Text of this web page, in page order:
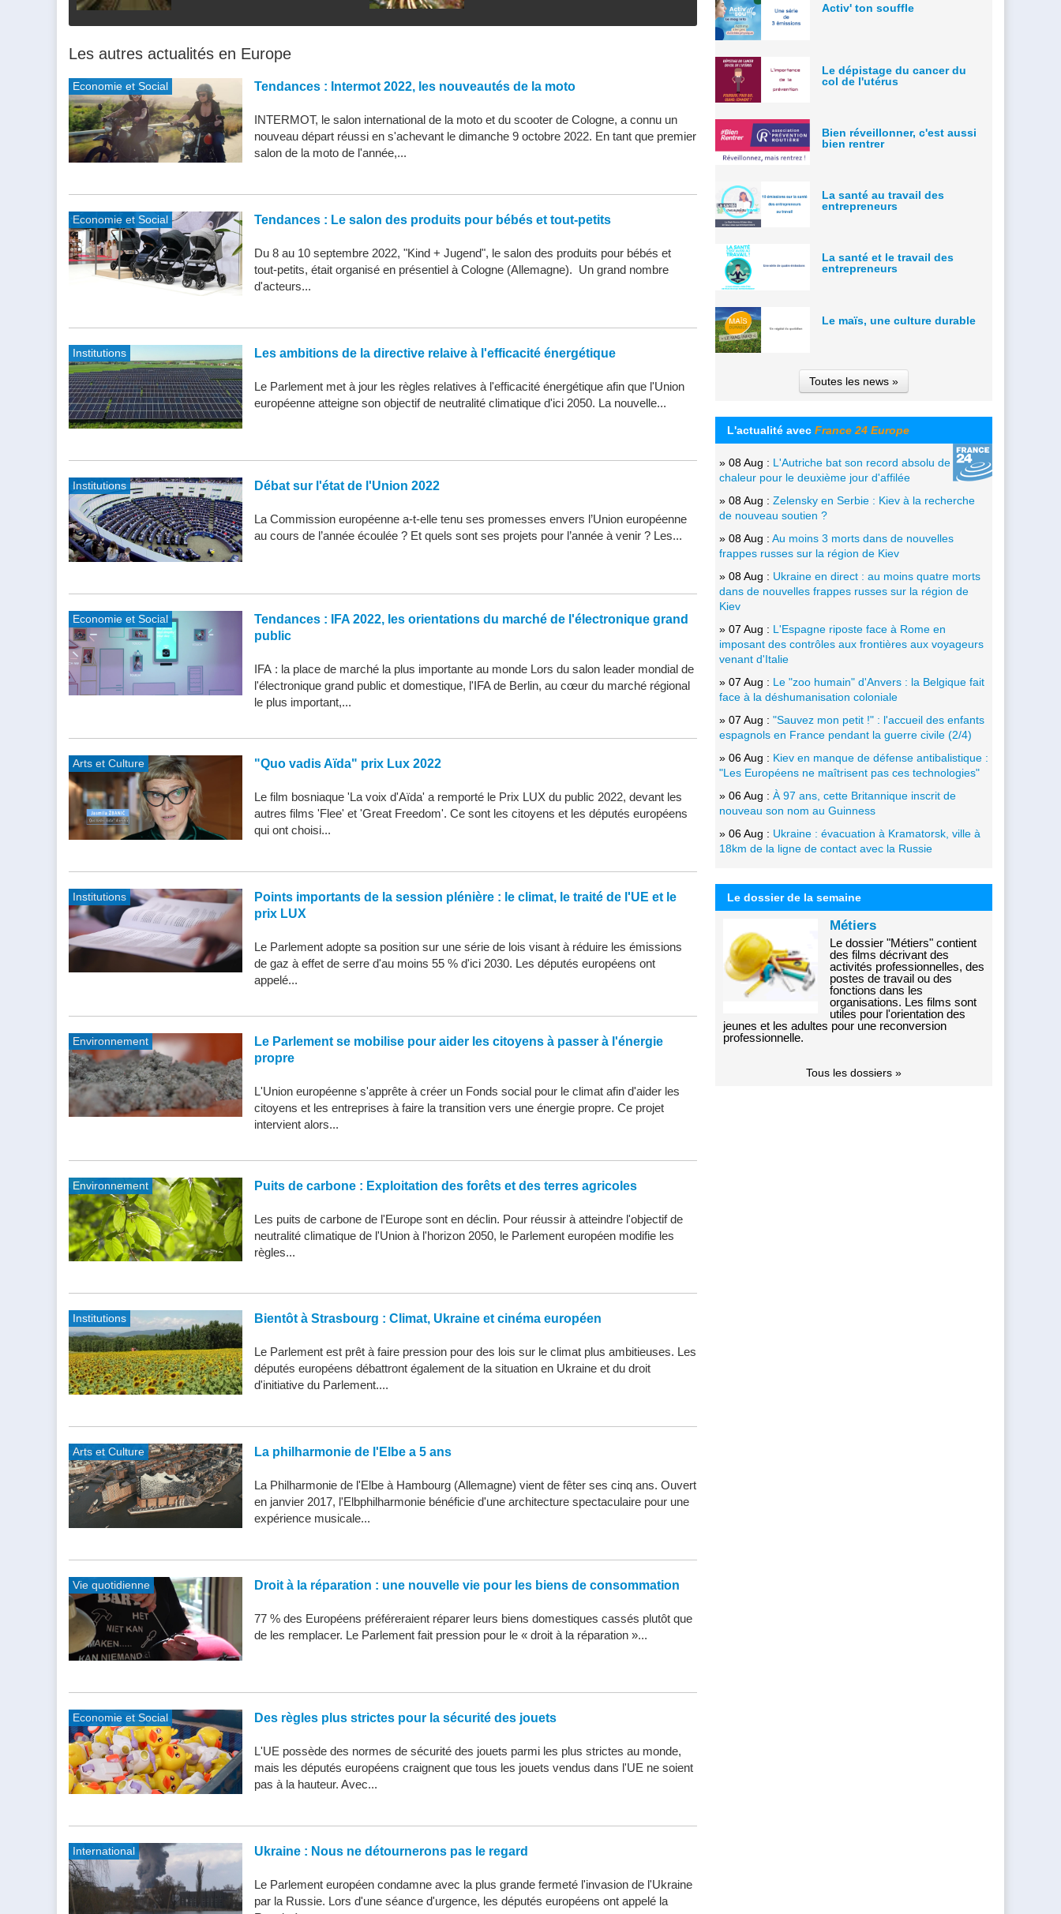
Les autres actualités en Europe
Economie et Social Tendances : Intermot 2022, les nouveautés de la moto
INTERMOT, le salon international de la moto et du scooter de Cologne, a connu un
nouveau départ réussi en s'achevant le dimanche 9 octobre 2022. En tant que premier
salon de la moto de l'année,...
Economie et Social Tendances : Le salon des produits pour bébés et tout-petits
Du 8 au 10 septembre 2022, "Kind + Jugend", le salon des produits pour bébés et
tout-petits, était organisé en présentiel à Cologne (Allemagne). Un grand nombre
d'acteurs...
Institutions Les ambitions de la directive relaive à l'efficacité énergétique
Le Parlement met à jour les règles relatives à l'efficacité énergétique afin que l'Union
européenne atteigne son objectif de neutralité climatique d'ici 2050. La nouvelle...
Institutions Débat sur l'état de l'Union 2022
La Commission européenne a-t-elle tenu ses promesses envers l’Union européenne
au cours de l’année écoulée ? Et quels sont ses projets pour l’année à venir ? Les...
Economie et Social
Tendances : IFA 2022, les orientations du marché de l'électronique grand
public
IFA : la place de marché la plus importante au monde Lors du salon leader mondial de
l'électronique grand public et domestique, l'IFA de Berlin, au cœur du marché régional
le plus important,...
Arts et Culture "Quo vadis Aïda" prix Lux 2022
Le film bosniaque 'La voix d'Aïda' a remporté le Prix LUX du public 2022, devant les
autres films 'Flee' et 'Great Freedom'. Ce sont les citoyens et les députés européens
qui ont choisi...
Institutions
Points importants de la session plénière : le climat, le traité de l'UE et le
prix LUX
Le Parlement adopte sa position sur une série de lois visant à réduire les émissions
de gaz à effet de serre d'au moins 55 % d'ici 2030. Les députés européens ont
appelé...
Environnement
Le Parlement se mobilise pour aider les citoyens à passer à l'énergie
propre
L'Union européenne s'apprête à créer un Fonds social pour le climat afin d'aider les
citoyens et les entreprises à faire la transition vers une énergie propre. Ce projet
intervient alors...
Environnement Puits de carbone : Exploitation des forêts et des terres agricoles
Les puits de carbone de l'Europe sont en déclin. Pour réussir à atteindre l'objectif de
neutralité climatique de l'Union à l'horizon 2050, le Parlement européen modifie les
règles...
Institutions Bientôt à Strasbourg : Climat, Ukraine et cinéma européen
Le Parlement est prêt à faire pression pour des lois sur le climat plus ambitieuses. Les
députés européens débattront également de la situation en Ukraine et du droit
d'initiative du Parlement....
Arts et Culture La philharmonie de l'Elbe a 5 ans
La Philharmonie de l'Elbe à Hambourg (Allemagne) vient de fêter ses cinq ans. Ouvert
en janvier 2017, l'Elbphilharmonie bénéficie d'une architecture spectaculaire pour une
expérience musicale...
Vie quotidienne Droit à la réparation : une nouvelle vie pour les biens de consommation
77 % des Européens préféreraient réparer leurs biens domestiques cassés plutôt que
de les remplacer. Le Parlement fait pression pour le « droit à la réparation »...
Economie et Social Des règles plus strictes pour la sécurité des jouets
L'UE possède des normes de sécurité des jouets parmi les plus strictes au monde,
mais les députés européens craignent que tous les jouets vendus dans l'UE ne soient
pas à la hauteur. Avec...
International Ukraine : Nous ne détournerons pas le regard
Le Parlement européen condamne avec la plus grande fermeté l'invasion de l'Ukraine
par la Russie. Lors d'une séance d'urgence, les députés européens ont appelé la
Activ' ton souffle
Le dépistage du cancer du
col de l'utérus
Bien réveillonner, c'est aussi
bien rentrer
La santé au travail des
entrepreneurs
La santé et le travail des
entrepreneurs
Le maïs, une culture durable
Toutes les news »
L'actualité avec France 24 Europe
» 08 Aug : L'Autriche bat son record absolu de
chaleur pour le deuxième jour d'affilée
» 08 Aug : Zelensky en Serbie : Kiev à la recherche
de nouveau soutien ?
» 08 Aug : Au moins 3 morts dans de nouvelles
frappes russes sur la région de Kiev
» 08 Aug : Ukraine en direct : au moins quatre morts
dans de nouvelles frappes russes sur la région de
Kiev
» 07 Aug : L'Espagne riposte face à Rome en
imposant des contrôles aux frontières aux voyageurs
venant d'Italie
» 07 Aug : Le "zoo humain" d'Anvers : la Belgique fait
face à la déshumanisation coloniale
» 07 Aug : "Sauvez mon petit !" : l'accueil des enfants
espagnols en France pendant la guerre civile (2/4)
» 06 Aug : Kiev en manque de défense antibalistique :
"Les Européens ne maîtrisent pas ces technologies"
» 06 Aug : À 97 ans, cette Britannique inscrit de
nouveau son nom au Guinness
» 06 Aug : Ukraine : évacuation à Kramatorsk, ville à
18km de la ligne de contact avec la Russie
Le dossier de la semaine
Métiers
Le dossier "Métiers" contient
des films décrivant des
activités professionnelles, des
postes de travail ou des
fonctions dans les
organisations. Les films sont
utiles pour l'orientation des
jeunes et les adultes pour une reconversion
professionnelle.
Tous les dossiers »